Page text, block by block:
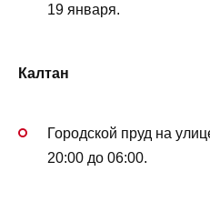
19 января.
Калтан
Городской пруд на
20:00 до 06:00.